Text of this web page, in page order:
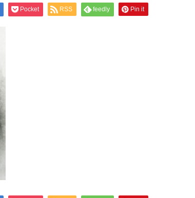
Pocket RSS feedly Pin it